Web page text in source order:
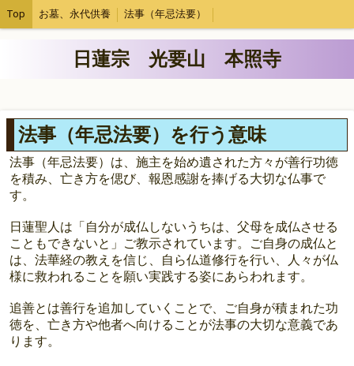
Top お墓、永代供養 法事（年忌法要）
日蓮宗 光要山 本照寺
法事（年忌法要）を行う意味
法事（年忌法要）は、施主を始め遺された方々が善行功徳
を積み、亡き方を偲び、報恩感謝を捧げる大切な仏事で
す。
日蓮聖人は「自分が成仏しないうちは、父母を成仏させる
こともできないと」ご教示されています。ご自身の成仏と
は、法華経の教えを信じ、自ら仏道修行を行い、人々が仏
様に救われることを願い実践する姿にあらわれます。
追善とは善行を追加していくことで、ご自身が積まれた功
徳を、亡き方や他者へ向けることが法事の大切な意義であ
ります。